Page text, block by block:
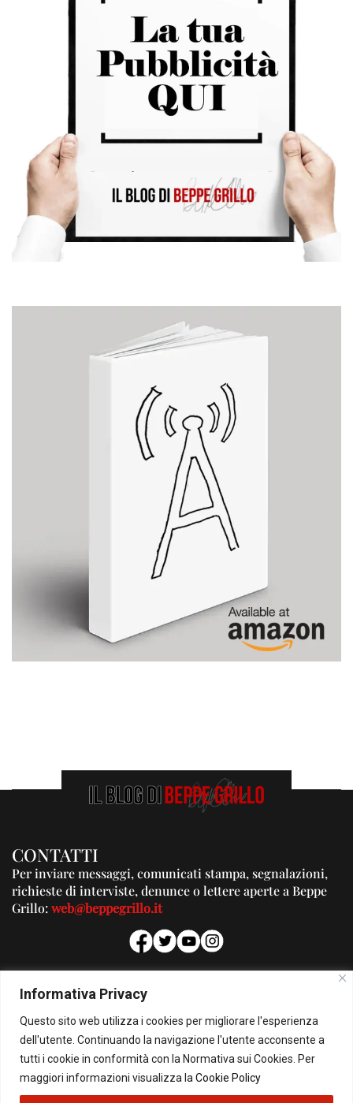
Informativa Privacy
Questo sito web utilizza i cookies per migliorare l'esperienza
dell'utente. Continuando la navigazione l'utente acconsente a
tutti i cookie in conformità con la Normativa sui Cookies. Per
maggiori informazioni visualizza la Cookie Policy
CONTATTI
Per inviare messaggi, comunicati stampa, segnalazioni,
richieste di interviste, denunce o lettere aperte a Beppe
Grillo:web@beppegrillo.it
PUBBLICITA'
Per la tua pubblicità su questo Blog:
pubblicita@beppegrillo.it